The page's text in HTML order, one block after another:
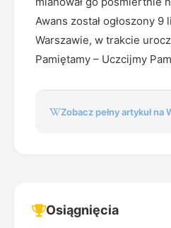
Awans został ogłoszony
Warszawie, w trakcie
Pamiętamy – Uczcijmy
Zobacz pełny artykuł na
Osiągnięcia